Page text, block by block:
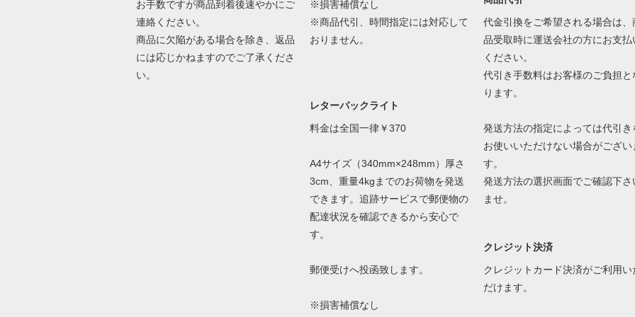
お手数ですが商品到着後速やかにご
連絡ください。
商品に欠陥がある場合を除き、返品
には応じかねますのでご了承くださ
い。
※損害補償なし
※商品代引、時間指定には対応して
おりません。
レターパックライト
料金は全国一律￥370
A4サイズ（340mm×248mm）厚さ
3cm、重量4kgまでのお荷物を発送
できます。追跡サービスで郵便物の
配達状況を確認できるから安心で
す。
郵便受けへ投函致します。
※損害補償なし
代金引換をご希望される場合は、
品受取時に運送会社の方にお支払
ください。
代引き手数料はお客様のご負担と
ります。
発送方法の指定によっては代引き
お使いいただけない場合がござい
す。
発送方法の選択画面でご確認下さ
ませ。
クレジット決済
クレジットカード決済がご利用い
だけます。